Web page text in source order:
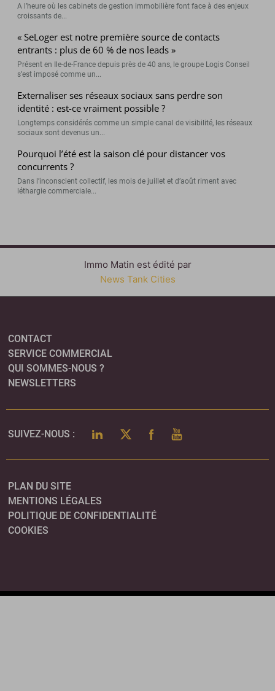
A l’heure où les cabinets de gestion immobilière font face à des enjeux
croissants de...
« SeLoger est notre première source de contacts
entrants : plus de 60 % de nos leads »
Présent en Ile-de-France depuis près de 40 ans, le groupe Logis Conseil
s’est imposé comme un...
Externaliser ses réseaux sociaux sans perdre son
identité : est-ce vraiment possible ?
Longtemps considérés comme un simple canal de visibilité, les réseaux
sociaux sont devenus un...
Pourquoi l’été est la saison clé pour distancer vos
concurrents ?
Dans l’inconscient collectif, les mois de juillet et d’août riment avec
léthargie commerciale...
Immo Matin est édité par
News Tank Cities
CONTACT
SERVICE COMMERCIAL
QUI SOMMES-NOUS ?
NEWSLETTERS
SUIVEZ-NOUS : LINKEDINTWITTERFACEBOOK
YOUTUBE
PLAN DU SITE
MENTIONS LÉGALES
POLITIQUE DE CONFIDENTIALITÉ
COOKIES